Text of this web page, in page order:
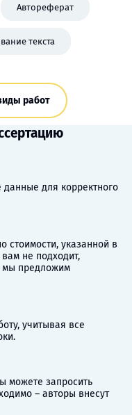
Автореферат
текста
работ
для корректного
стоимости, указанной в
не подходит,
мы предложим
учитывая все
можете запросить
– авторы внесут